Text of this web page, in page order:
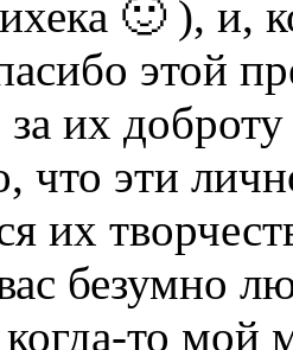
🙂 ), и,
этой
за их
что эти
их
безумно
то мой